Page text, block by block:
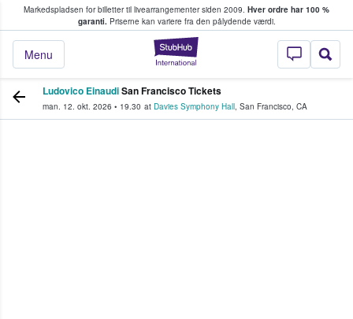
Markedspladsen for billetter til livearrangementer siden 2009. Hver ordre har 100 %
garanti.Priserne kan variere fra den pålydende værdi.
StubHub - Hvor
Menu
køber og sælger billetter
Ludovico EinaudiSan Francisco Tickets
man. 12. okt. 2026 • 19.30 at Davies Symphony Hall, San Francisco, CA